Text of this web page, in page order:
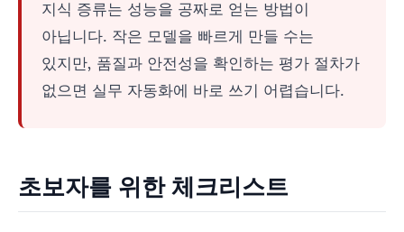
지식 증류는 성능을 공짜로 얻는 방법이
아닙니다. 작은 모델을 빠르게 만들 수는
있지만, 품질과 안전성을 확인하는 평가 절차가
없으면 실무 자동화에 바로 쓰기 어렵습니다.
초보자를 위한 체크리스트